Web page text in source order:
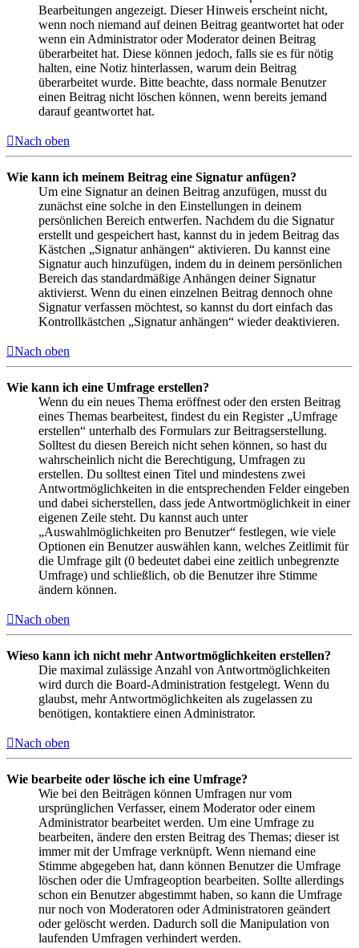
Bearbeitungen angezeigt. Dieser Hinweis erscheint nicht,
wenn noch niemand auf deinen Beitrag geantwortet hat oder
wenn ein Administrator oder Moderator deinen Beitrag
überarbeitet hat. Diese können jedoch, falls sie es für nötig
halten, eine Notiz hinterlassen, warum dein Beitrag
überarbeitet wurde. Bitte beachte, dass normale Benutzer
einen Beitrag nicht löschen können, wenn bereits jemand
darauf geantwortet hat.
Nach oben
Wie kann ich meinem Beitrag eine Signatur anfügen?
Um eine Signatur an deinen Beitrag anzufügen, musst du
zunächst eine solche in den Einstellungen in deinem
persönlichen Bereich entwerfen. Nachdem du die Signatur
erstellt und gespeichert hast, kannst du in jedem Beitrag das
Kästchen „Signatur anhängen“ aktivieren. Du kannst eine
Signatur auch hinzufügen, indem du in deinem persönlichen
Bereich das standardmäßige Anhängen deiner Signatur
aktivierst. Wenn du einen einzelnen Beitrag dennoch ohne
Signatur verfassen möchtest, so kannst du dort einfach das
Kontrollkästchen „Signatur anhängen“ wieder deaktivieren.
Nach oben
Wie kann ich eine Umfrage erstellen?
Wenn du ein neues Thema eröffnest oder den ersten Beitrag
eines Themas bearbeitest, findest du ein Register „Umfrage
erstellen“ unterhalb des Formulars zur Beitragserstellung.
Solltest du diesen Bereich nicht sehen können, so hast du
wahrscheinlich nicht die Berechtigung, Umfragen zu
erstellen. Du solltest einen Titel und mindestens zwei
Antwortmöglichkeiten in die entsprechenden Felder eingeben
und dabei sicherstellen, dass jede Antwortmöglichkeit in einer
eigenen Zeile steht. Du kannst auch unter
„Auswahlmöglichkeiten pro Benutzer“ festlegen, wie viele
Optionen ein Benutzer auswählen kann, welches Zeitlimit für
die Umfrage gilt (0 bedeutet dabei eine zeitlich unbegrenzte
Umfrage) und schließlich, ob die Benutzer ihre Stimme
ändern können.
Nach oben
Wieso kann ich nicht mehr Antwortmöglichkeiten erstellen?
Die maximal zulässige Anzahl von Antwortmöglichkeiten
wird durch die Board-Administration festgelegt. Wenn du
glaubst, mehr Antwortmöglichkeiten als zugelassen zu
benötigen, kontaktiere einen Administrator.
Nach oben
Wie bearbeite oder lösche ich eine Umfrage?
Wie bei den Beiträgen können Umfragen nur vom
ursprünglichen Verfasser, einem Moderator oder einem
Administrator bearbeitet werden. Um eine Umfrage zu
bearbeiten, ändere den ersten Beitrag des Themas; dieser ist
immer mit der Umfrage verknüpft. Wenn niemand eine
Stimme abgegeben hat, dann können Benutzer die Umfrage
löschen oder die Umfrageoption bearbeiten. Sollte allerdings
schon ein Benutzer abgestimmt haben, so kann die Umfrage
nur noch von Moderatoren oder Administratoren geändert
oder gelöscht werden. Dadurch soll die Manipulation von
laufenden Umfragen verhindert werden.